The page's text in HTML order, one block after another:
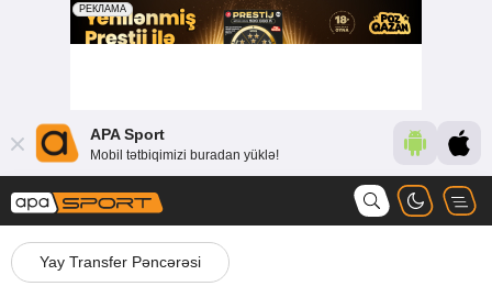
APA Sport
Mobil tətbiqimizi buradan yüklə!
Yay Transfer Pəncərəsi